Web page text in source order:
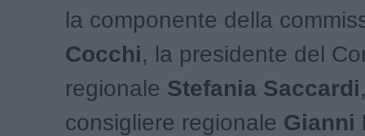
la componente della
Cocchi, la presidente del
regionale Stefania Saccardi
consigliere regionale Gianni